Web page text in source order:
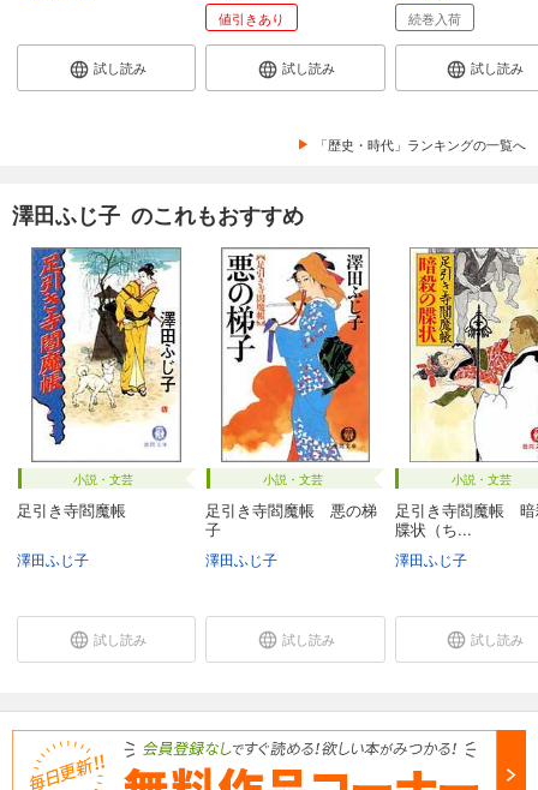
試し読み
値引きあり
試し読み
続巻入荷
試し読み
「歴史・時代」ランキングの一覧へ
澤田ふじ子 のこれもおすすめ
小説・文芸
足引き寺閻魔帳
澤田ふじ子
試し読み
小説・文芸
足引き寺閻魔帳 悪の梯
子
澤田ふじ子
試し読み
小説・文芸
足引き寺閻魔帳 暗
牒状（ち...
澤田ふじ子
試し読み